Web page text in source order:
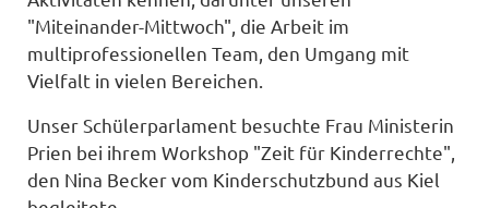
"Miteinander-Mittwoch", die Arbeit im
multiprofessionellen Team, den Umgang mit
Vielfalt in vielen Bereichen.
Unser Schülerparlament besuchte Frau Ministerin
Prien bei ihrem Workshop "Zeit für Kinderrechte",
den Nina Becker vom Kinderschutzbund aus Kiel